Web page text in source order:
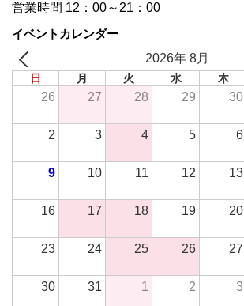
営業時間 12：00～21：00
イベントカレンダー
2026年 8月
日 月 火 水 木
26 27 28 29 30
2 3 4 5 6
9 10 11 12 13
16 17 18 19 20
23 24 25 26 27
30 31 1 2 3